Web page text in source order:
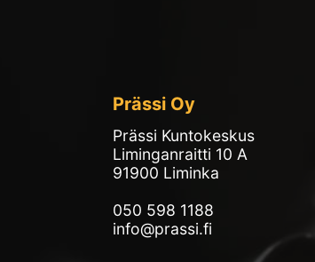
Prässi Oy
Prässi Kuntokeskus
Liminganraitti 10 A
91900 Liminka
050 598 1188
info@prassi.fi